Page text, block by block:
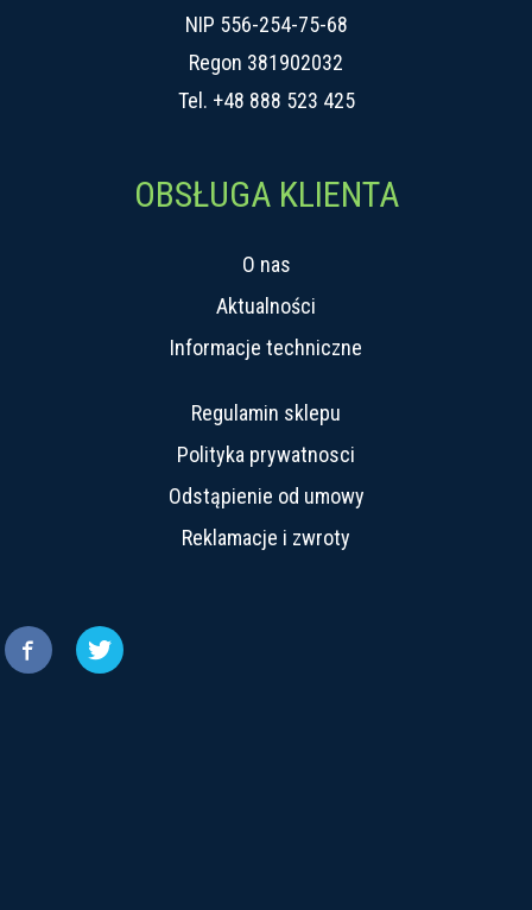
NIP 556-254-75-68
Regon 381902032
Tel. +48 888 523 425
OBSŁUGA KLIENTA
O nas
Aktualności
Informacje techniczne
Regulamin sklepu
Polityka prywatnosci
Odstąpienie od umowy
Reklamacje i zwroty
 